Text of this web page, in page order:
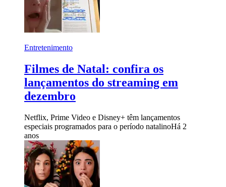
Entretenimento
Filmes de Natal: confira os
lançamentos do streaming em
dezembro
Netflix, Prime Video e Disney+ têm lançamentos
especiais programados para o período natalinoHá 2
anos